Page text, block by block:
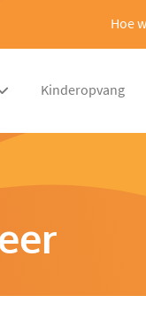
Hoe
Kinderopvang